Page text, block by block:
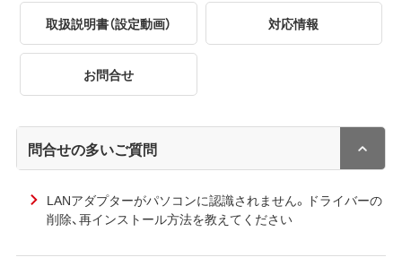
取扱説明書（設定動画） 対応情報
お問合せ
問合せの多いご質問
LANアダプターがパソコンに認識されません。ドライバーの
削除、再インストール方法を教えてください